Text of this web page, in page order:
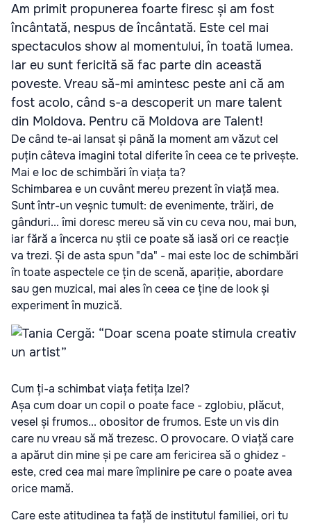
Am primit propunerea foarte firesc și am fost
încântată, nespus de încântată. Este cel mai
spectaculos show al momentului, în toată lumea.
Iar eu sunt fericită să fac parte din această
poveste. Vreau să-mi amintesc peste ani că am
fost acolo, când s-a descoperit un mare talent
din Moldova. Pentru că Moldova are Talent!
De când te-ai lansat și până la moment am văzut cel
puțin câteva imagini total diferite în ceea ce te privește.
Mai e loc de schimbări în viața ta?
Schimbarea e un cuvânt mereu prezent în viață mea.
Sunt într-un veșnic tumult: de evenimente, trăiri, de
gânduri... îmi doresc mereu să vin cu ceva nou, mai bun,
iar fără a încerca nu știi ce poate să iasă ori ce reacție
va trezi. Și de asta spun "da" - mai este loc de schimbări
în toate aspectele ce țin de scenă, apariție, abordare
sau gen muzical, mai ales în ceea ce ține de look și
experiment în muzică.
Cum ți-a schimbat viața fetița Izel?
Așa cum doar un copil o poate face - zglobiu, plăcut,
vesel și frumos... obositor de frumos. Este un vis din
care nu vreau să mă trezesc. O provocare. O viață care
a apărut din mine și pe care am fericirea să o ghidez -
este, cred cea mai mare împlinire pe care o poate avea
orice mamă.
Care este atitudinea ta față de institutul familiei, ori tu